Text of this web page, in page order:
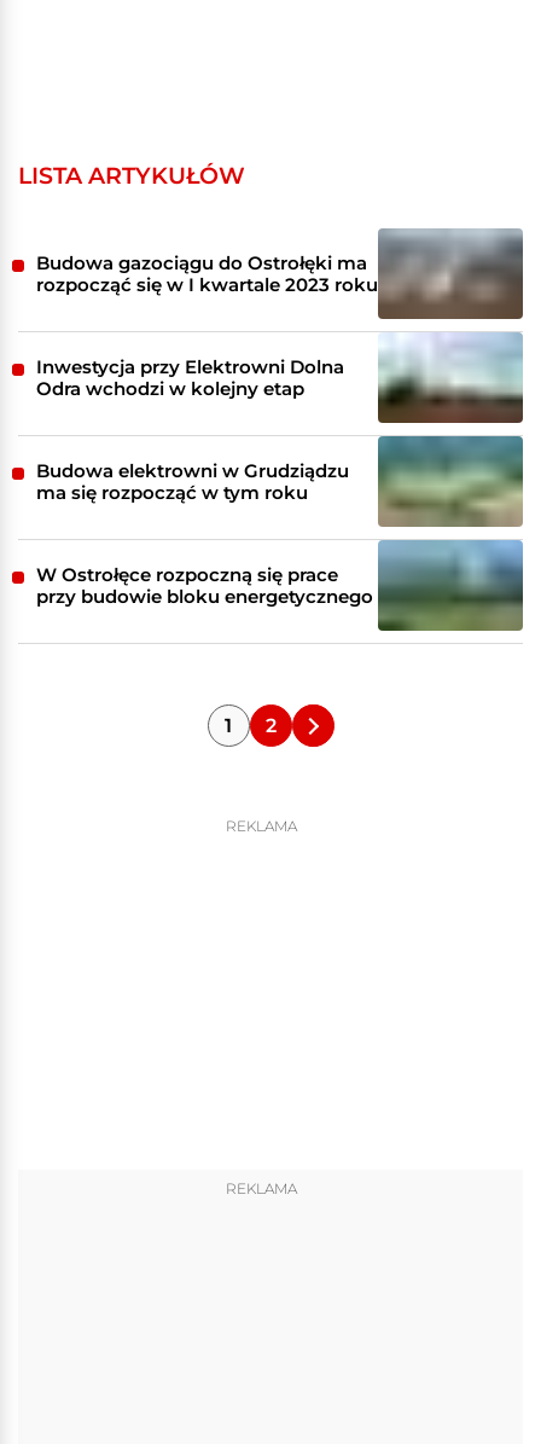
LISTA ARTYKUŁÓW
Budowa gazociągu do Ostrołęki ma
rozpocząć się w I kwartale 2023 roku
Inwestycja przy Elektrowni Dolna
Odra wchodzi w kolejny etap
Budowa elektrowni w Grudziądzu
ma się rozpocząć w tym roku
W Ostrołęce rozpoczną się prace
przy budowie bloku energetycznego
1 2
REKLAMA
REKLAMA